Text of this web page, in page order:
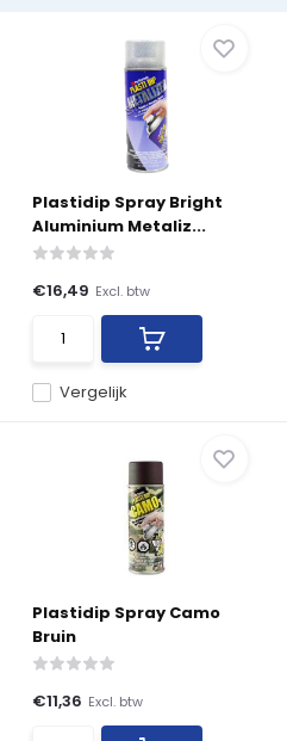
Plastidip Spray Bright
Aluminium Metaliz...
Vergelijk
€16,49 Excl. btw
Plastidip Spray Camo
Bruin
€11,36 Excl. btw